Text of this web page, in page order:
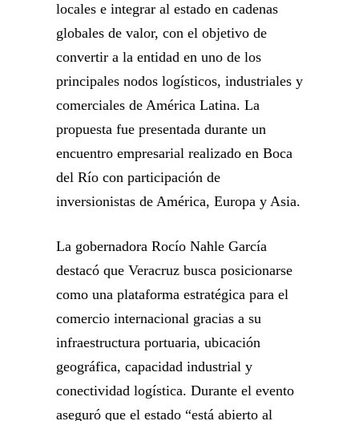
locales e integrar al estado en cadenas
globales de valor, con el objetivo de
convertir a la entidad en uno de los
principales nodos logísticos, industriales y
comerciales de América Latina. La
propuesta fue presentada durante un
encuentro empresarial realizado en Boca
del Río con participación de
inversionistas de América, Europa y Asia.
La gobernadora Rocío Nahle García
destacó que Veracruz busca posicionarse
como una plataforma estratégica para el
comercio internacional gracias a su
infraestructura portuaria, ubicación
geográfica, capacidad industrial y
conectividad logística. Durante el evento
aseguró que el estado “está abierto al